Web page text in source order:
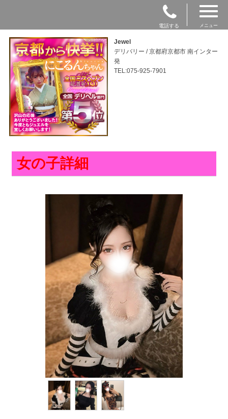
電話する メニュー
Jewel
デリバリー / 京都府京都市 南インター
発
TEL:075-925-7901
女の子詳細